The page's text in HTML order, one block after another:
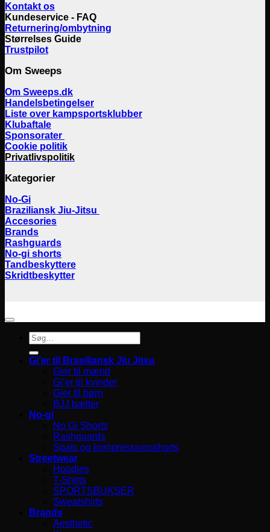
Kontakt os
Kundeservice - FAQ
Returnering/ombytning
Størrelses Guide
Trustpilot
Om Sweeps
Om Sweeps.dk
Handelsbetingelser
Liste over kampsportsklubber
Klubaftale
Sponsorater
Cookie politik
Privatlivspolitik
Kategorier
No-Gi
Braziliansk Jiu-Jitsu
Accesories
Brands
Rashguards
No-gi shorts
Tandbeskyttere
Skridtbeskytter
Søg
efter:
Gi’er til Brasiliansk Jiu Jitsu
Gier til mænd
Gi’er til kvinder
Gier til børn
BJJ bælter
No-gi
No Gi Shorts
Rashguards
Spats og kompressionsshorts
Streetwear
Hoodies
T-Shirts
SPORTSBUKSER
Sweatshirts
Brands
Aesthetic